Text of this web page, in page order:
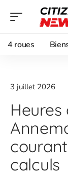
4 roues
3 juillet 2026
Heures
calculs